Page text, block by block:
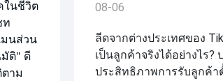
ในชีวิต
ท
มนส่วน
มัติ" ดี
าม
08-06
ลีดจากต่างประเทศของ
เป็นลูกค้าจริงได้อย่างไร?
ประสิทธิภาพการรับลูกค้า